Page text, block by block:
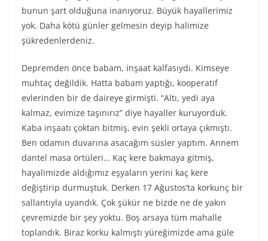
bunun şart olduğuna inanıyoruz. Büyük hayallerimiz
yok. Daha kötü günler gelmesin deyip halimize
şükredenlerdeniz.
Depremden önce babam, inşaat kalfasıydı. Kimseye
muhtaç değildik. Hatta babam yaptığı, kooperatif
evlerinden bir de daireye girmişti. “Altı, yedi aya
kalmaz, evimize taşınırız” diye hayaller kuruyorduk.
Kaba inşaatı çoktan bitmiş, evin şekli ortaya çıkmıştı.
Ben odamın duvarına asacağım süsler yaptım. Annem
dantel masa örtüleri… Kaç kere bakmaya gitmiş,
hayalimizde aldığımız eşyaların yerini kaç kere
değiştirip durmuştuk. Derken 17 Ağustos’ta korkunç bir
sallantıyla uyandık. Çok şükür ne bizde ne de yakın
çevremizde bir şey yoktu. Boş arsaya tüm mahalle
toplandık. Biraz korku kalmıştı yüreğimizde ama güle